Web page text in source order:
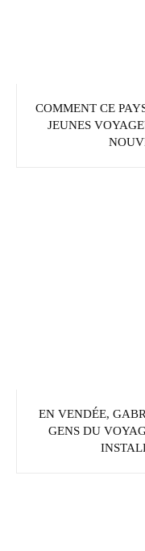
COMMENT CE
JEUNES
EN VENDÉE,
GENS DU